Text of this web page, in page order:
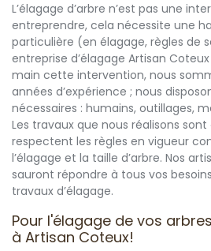
L’élagage d’arbre n’est pas une
entreprendre, cela nécessite une
particulière (en élagage, règles de
entreprise d’élagage Artisan
main cette intervention, nous
années d’expérience ; nous
nécessaires : humains, outillages,
Les travaux que nous réalisons
respectent les règles en vigueur
l’élagage et la taille d’arbre. Nos
sauront répondre à tous vos
travaux d’élagage.
Pour l'élagage de vos
à Artisan Coteux!